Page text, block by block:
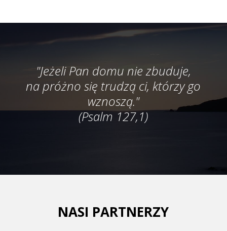
"Jeżeli Pan domu nie zbuduje,
na próżno się trudzą ci, którzy go
wznoszą."
(Psalm 127,1)
NASI PARTNERZY